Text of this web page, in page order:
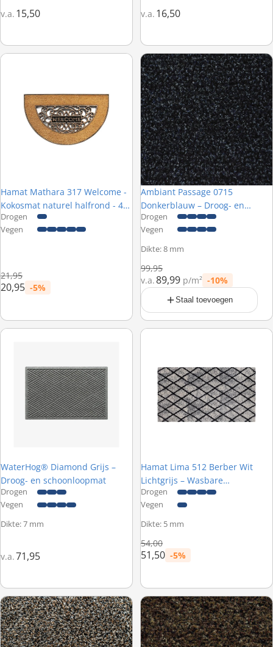
v.a. 15,50 v.a. 16,50
Hamat Mathara 317 Welcome - Kokosmat naturel halfrond - 45 x
Hamat Mathara 317 Welcome -
Kokosmat naturel halfrond - 45
x 75 cm
Drogen
Vegen
Normale prijs
21,95
Prijs met korting
20,95 -5%
Ambiant Passage 0715
Ambiant Passage 0715
Donkerblauw – Droog- en
schoonloopmat op maat
Drogen
Vegen
Dikte: 8 mm
Normale prijs
99,95
Prijs met korting
v.a.89,99 p/m² -10%
Staal toevoegen
WaterHog® Diamond Grijs – Droog- en schoonloopmat
WaterHog® Diamond Grijs –
Droog- en schoonloopmat
Drogen
Vegen
Dikte: 7 mm
v.a.71,95
Hamat Lima 512 Berber Wit
Hamat Lima 512 Berber Wit
Lichtgrijs – Wasbare
droogloopmat - 67 x 120 cm
Drogen
Vegen
Dikte: 5 mm
Normale prijs
54,00
Prijs met korting
51,50 -5%
Hamat Aqua Stop 002 Graniet – Wasbare droogloopmat op maat
Forbo Coral Brush 5774